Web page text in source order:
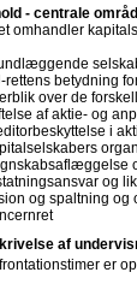
- centrale
omhandler
rettens betydning
over de
af aktie- og
i
og
og spaltning og
af
er